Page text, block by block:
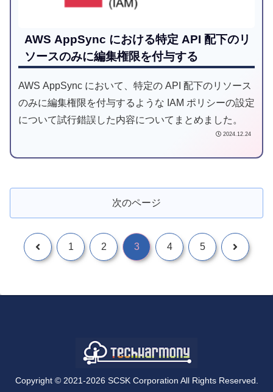
AWS AppSync における特定 API 配下のリ
ソースのみに編集権限を付与する
AWS AppSync において、特定の API 配下のリソース
のみに編集権限を付与するような IAM ポリシーの設定
について試行錯誤した内容についてまとめました。
2024.12.24
次のページ
1 2 3 4 5
Copyright © 2021-2026 SCSK Corporation All Rights Reserved.